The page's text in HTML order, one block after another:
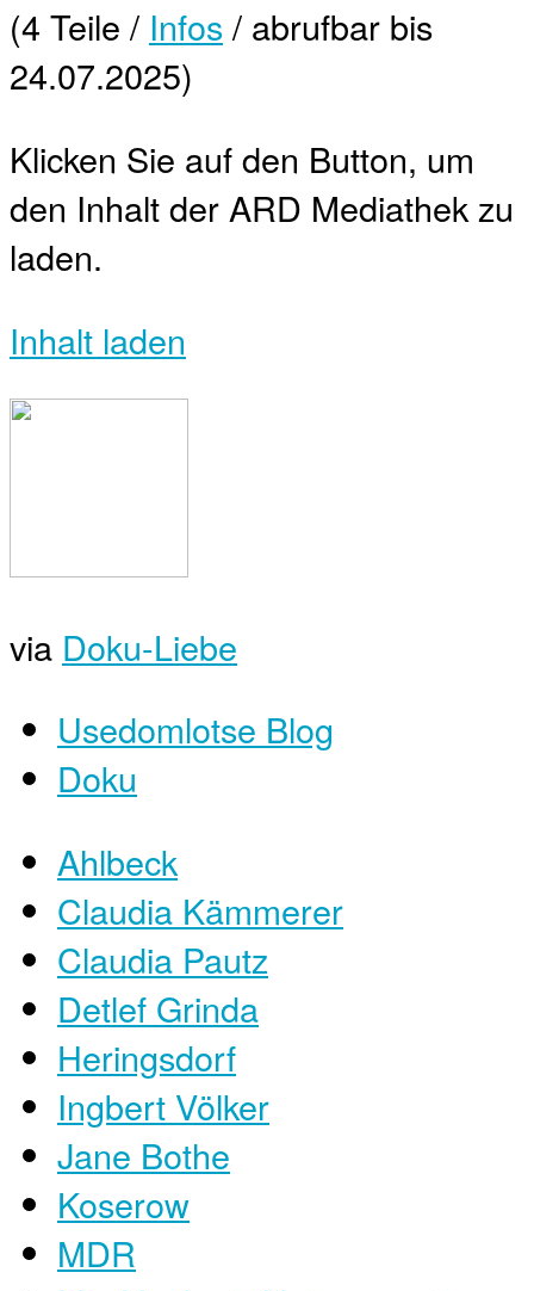
(4 Teile / Infos/ abrufbar bis
24.07.2025)
Klicken Sie auf den Button, um
den Inhalt der ARD Mediathek zu
laden.
Inhalt laden
via Doku-Liebe
Usedomlotse Blog
Doku
Ahlbeck
Claudia Kämmerer
Claudia Pautz
Detlef Grinda
Heringsdorf
Ingbert Völker
Jane Bothe
Koserow
MDR